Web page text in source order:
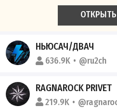
ОТКРЫТЬ
НЬЮСАЧ/ДВАЧ
636.9K @ru2ch
RAGNAROCK PRIVET
219.9K